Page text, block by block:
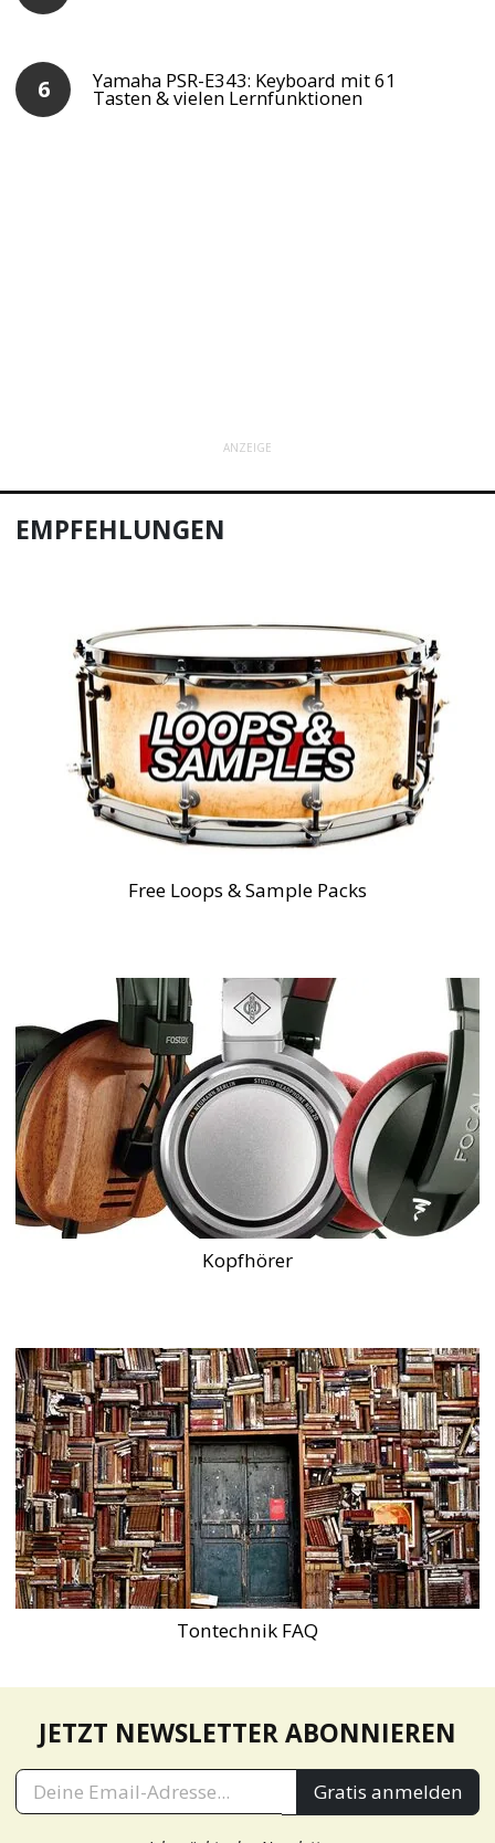
Yamaha PSR-E343: Keyboard mit 61
Tasten & vielen Lernfunktionen
ANZEIGE
EMPFEHLUNGEN
Free Loops & Sample Packs
Kopfhörer
Tontechnik FAQ
JETZT NEWSLETTER ABONNIEREN
Gratis anmelden